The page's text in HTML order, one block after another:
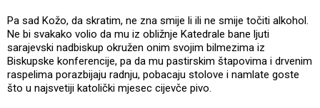
Pa sad Kožo, da skratim, ne zna smije li ili ne smije točiti alkohol.
Ne bi svakako volio da mu iz obližnje Katedrale bane ljuti
sarajevski nadbiskup okružen onim svojim bilmezima iz
Biskupske konferencije, pa da mu pastirskim štapovima i drvenim
raspelima porazbijaju radnju, pobacaju stolove i namlate goste
što u najsvetiji katolički mjesec cijevče pivo.